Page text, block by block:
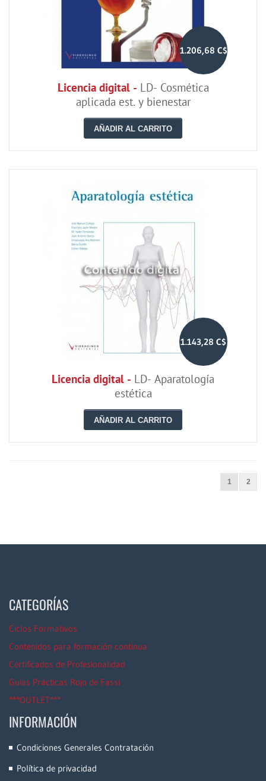
1.206,68 C$
Licencia digital - LD- Cosmética
aplicada est. y bienestar
AÑADIR AL CARRITO
1.143,28 C$
Licencia digital - LD- Aparatología
estética
AÑADIR AL CARRITO
1 2
CATEGORÍAS
Ciclos Formativos
Contenidos para formación continua
Certificados de Profesionalidad
Guías Prácticas Rojo de Fassi
***OUTLET***
INFORMACIÓN
Condiciones Generales Contratación
Política de privacidad